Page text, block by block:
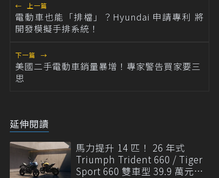
← 上一篇
電動車也能「排檔」？Hyundai 申請專利 將
開發模擬手排系統！
下一篇 →
美國二手電動車銷量暴增！專家警告買家要三
思
延伸閱讀
馬力提升 14 匹！ 26 年式
Triumph Trident 660 / Tiger
Sport 660 雙車型 39.9 萬元起